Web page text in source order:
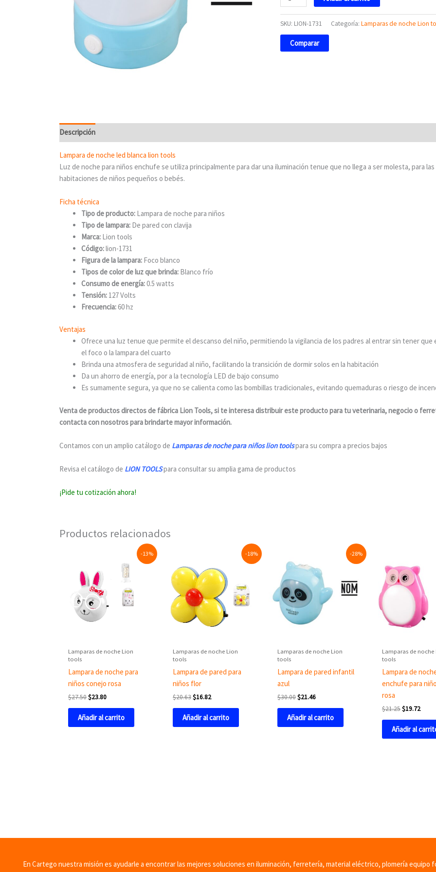
SKU: LION-1731 Categoría: Lamparas de noche Lion
Comparar
Descripción
Lampara de noche led blanca lion tools
Luz de noche para niños enchufe se utiliza principalmente para dar una iluminación tenue que no llega a ser molesta, para las
habitaciones de niños pequeños o bebés.
Ficha técnica
Tipo de producto: Lampara de noche para niños
Tipo de lampara: De pared con clavija
Marca: Lion tools
Código:lion-1731
Figura de la lampara: Foco blanco
Tipos de color de luz que brinda: Blanco frío
Consumo de energía:0.5 watts
Tensión: 127 Volts
Frecuencia:60 hz
Ventajas
Ofrece una luz tenue que permite el descanso del niño, permitiendo la vigilancia de los padres al entrar sin tener que
el foco o la lampara del cuarto
Brinda una atmosfera de seguridad al niño, facilitando la transición de dormir solos en la habitación
Da un ahorro de energía, por a la tecnología LED de bajo consumo
Es sumamente segura, ya que no se calienta como las bombillas tradicionales, evitando quemaduras o riesgo de
Venta de productos directos de fábrica Lion Tools, si te interesa distribuir este producto para tu veterinaria, negocio o
contacta con nosotros para brindarte mayor información.
Contamos con un amplio catálogo de Lamparas de noche para niños lion toolspara su compra a precios bajos
Revisa el catálogo de LION TOOLSpara consultar su amplia gama de productos
¡Pide tu cotización ahora!
Productos relacionados
-13%
Lamparas de noche Lion
tools
Lampara de noche para
niños conejo rosa
$27.50
$27.50.
$23.80
$23.80.
Añadir al carrito
-18%
Lamparas de noche Lion
tools
Lampara de pared para
niños flor
$20.63
was:
$20.63.
$16.82
is:
$16.82.
Añadir al carrito
-28%
Lamparas de noche Lion
tools
Lampara de pared infantil
azul
$30.00
was:
$30.00.
$21.46
is:
$21.46.
Añadir al carrito
Lamparas de noche
tools
Lampara de
enchufe para
rosa
$21.25
was:
$21.25.
$19.72
is:
Añadir al
En Cartego nuestra misión es ayudarle a encontrar las mejores soluciones en iluminación, ferretería, material eléctrico, plomería